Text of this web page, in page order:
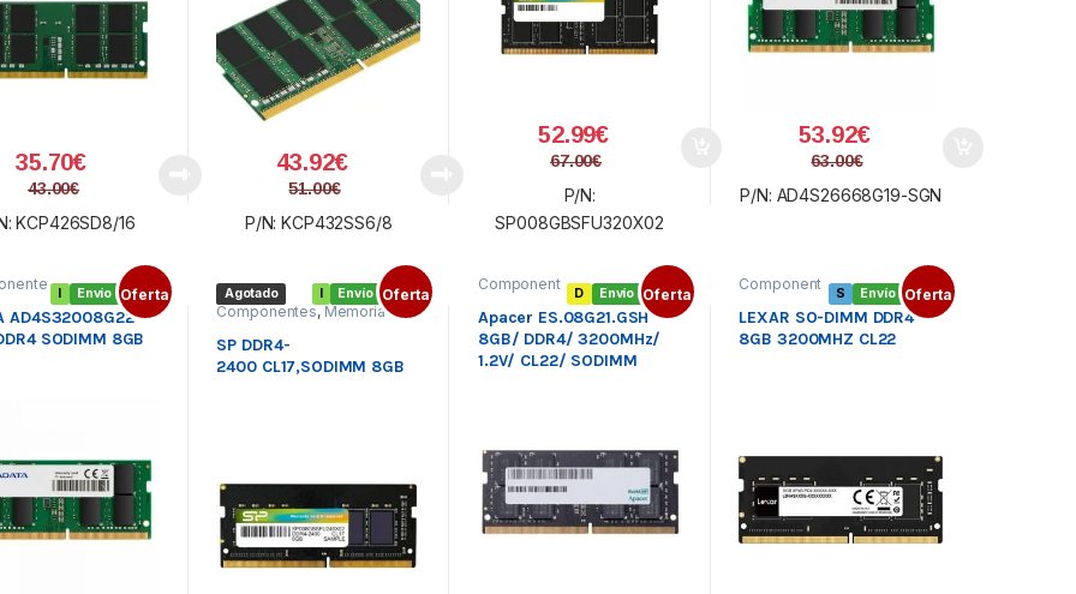
35.70€
43.00€
KCP426SD8/16
43.92€
51.00€
P/N: KCP432SS6/8
52.99€
67.00€
P/N:
SP008GBSFU320X02
53.92€
63.00€
P/N: AD4S26668G19-SGN
Envío gratis
Oferta
AD4S32008G22-
SODIMM 8GB
Envío gratis
Agotado
Oferta
Componentes, Memoria
Portátil
SP DDR4-
2400 CL17,SODIMM 8GB
Envío gratis
D Oferta
Component
Memoria
Portátil,
SODIMM
DDR4
Apacer ES.08G21.GSH
8GB/ DDR4/ 3200MHz/
1.2V/ CL22/ SODIMM
Envío gratis
S Oferta
Component
Memoria
Portátil,
SODIMM
DDR4
LEXAR SO-DIMM DDR4
8GB 3200MHZ CL22